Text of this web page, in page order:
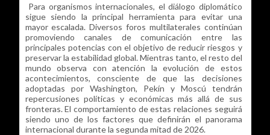
Para organismos internacionales, el diálogo diplomático
sigue siendo la principal herramienta para evitar una
mayor escalada. Diversos foros multilaterales continúan
promoviendo canales de comunicación entre las
principales potencias con el objetivo de reducir riesgos y
preservar la estabilidad global. Mientras tanto, el resto del
mundo observa con atención la evolución de estos
acontecimientos, consciente de que las decisiones
adoptadas por Washington, Pekín y Moscú tendrán
repercusiones políticas y económicas más allá de sus
fronteras. El comportamiento de estas relaciones seguirá
siendo uno de los factores que definirán el panorama
internacional durante la segunda mitad de 2026.